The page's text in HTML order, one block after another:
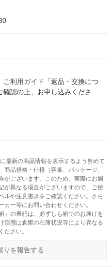
ご利用ガイド「返品・交換につ
確認の上、お申し込みくださ
最新の商品情報を表示するよう努めて
品規格・仕様（容量、パッケージ、
がございます。このため、実際にお届
が異なる場合がございますので、ご使
ルや注意書きをご確認ください。さら
ー等にお問い合わせください。
」の表記は、必ずしも箱でのお届けを
形態は倉庫の在庫状況等により異なる
ださい。
りを報告する